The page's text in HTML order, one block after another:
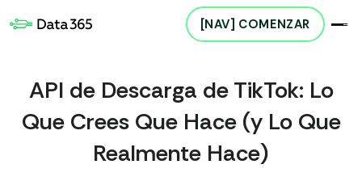
[NAV] COMENZAR
API de Descarga de TikTok: Lo
Que Crees Que Hace (y Lo Que
Realmente Hace)